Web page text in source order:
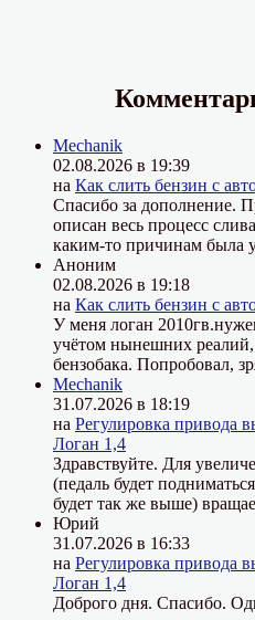
Mechanik
02.08.2026 в 19:39
на Как слить бензин с
Спасибо за дополнение.
описан весь процесс
каким-то причинам была
Аноним
02.08.2026 в 19:18
на Как слить бензин с
У меня логан
учётом нынешних реалий,
бензобака. Попробовал,
Mechanik
31.07.2026 в 18:19
на Регулировка привода
Логан 1,4
Здравствуйте. Для
(педаль будет
будет так же выше)
Юрий
31.07.2026 в 16:33
на Регулировка привода
Логан 1,4
Доброго дня. Спасибо.